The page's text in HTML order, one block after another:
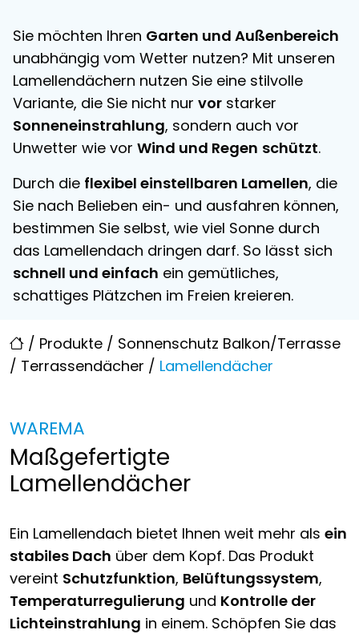
/ Produkte / Sonnenschutz Balkon/Terrasse
/ Terrassendächer / Lamellendächer
Sie möchten Ihren Garten und Außenbereich
unabhängig vom Wetter nutzen? Mit unseren
Lamellendächern nutzen Sie eine stilvolle
Variante, die Sie nicht nur vor starker
Sonneneinstrahlung, sondern auch vor
Unwetter wie vor Wind und Regen schützt.
Durch die flexibel einstellbaren Lamellen, die
Sie nach Belieben ein- und ausfahren können,
bestimmen Sie selbst, wie viel Sonne durch
das Lamellendach dringen darf. So lässt sich
schnell und einfach ein gemütliches,
schattiges Plätzchen im Freien kreieren.
WAREMA
Maßgefertigte
Lamellendächer
Ein Lamellendach bietet Ihnen weit mehr als ein
stabiles Dach über dem Kopf. Das Produkt
vereint Schutzfunktion, Belüftungssystem,
Temperaturregulierung und Kontrolle der
Lichteinstrahlung in einem. Schöpfen Sie das